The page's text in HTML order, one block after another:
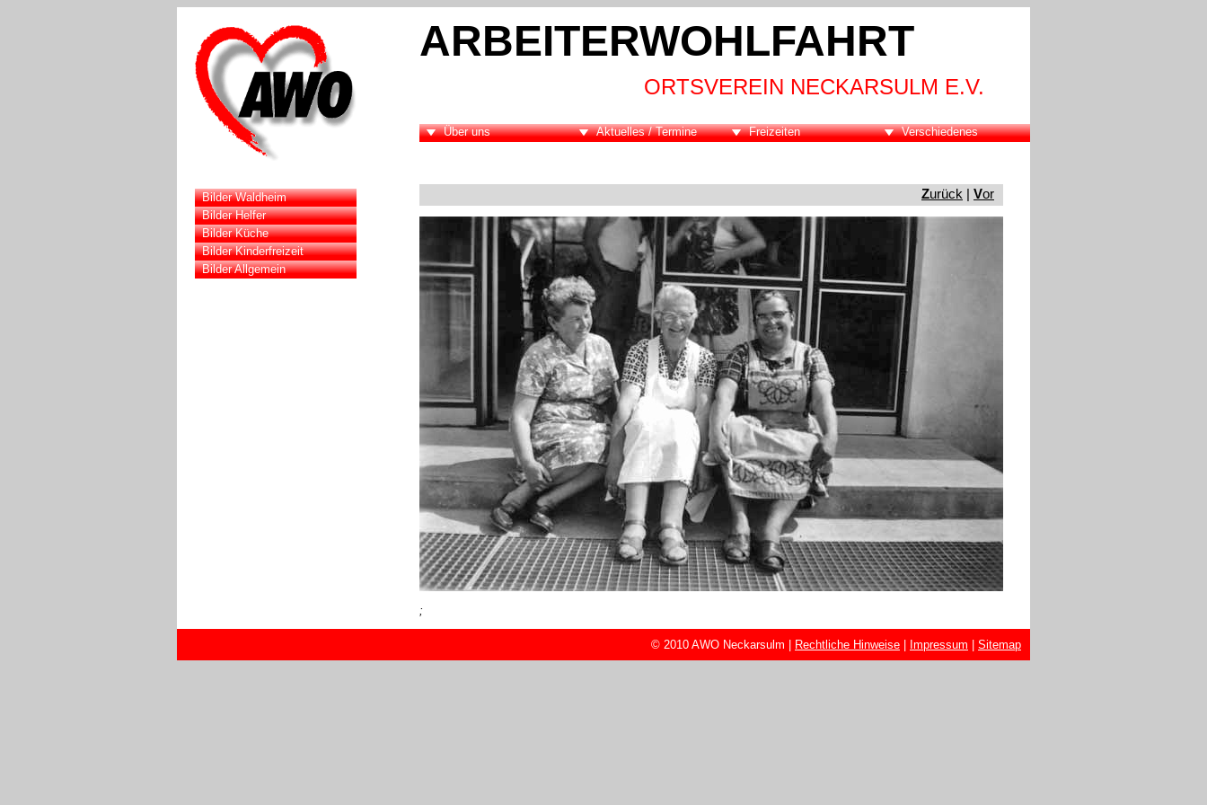
Über uns Aktuelles / Termine Freizeiten Verschiedenes
ARBEITERWOHLFAHRT
ORTSVEREIN NECKARSULM E.V.
Bilder Waldheim
Bilder Helfer
Bilder Küche
Bilder Kinderfreizeit
Bilder Allgemein
Zurück Vor
;
© 2010 AWO Neckarsulm | Rechtliche Hinweise Impressum Sitemap